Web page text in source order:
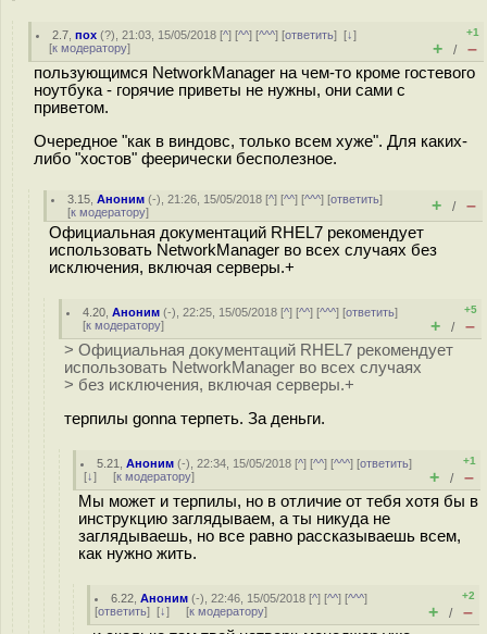
2.7 ,пох (?), 21:03, 15/05/2018 [^] [^^] [^^^] [ответить][↓]
[к модератору]
+1
+ / –
пользующимся NetworkManager на чем-то кроме гостевого
ноутбука - горячие приветы не нужны, они сами с
приветом.
Очередное "как в виндовс, только всем хуже". Для каких-
либо "хостов" феерически бесполезное.
3.15 ,Аноним (-), 21:26, 15/05/2018 [^] [^^] [^^^] [ответить]
[к модератору] + / –
Официальная документаций RHEL7 рекомендует
использовать NetworkManager во всех случаях без
исключения, включая серверы.+
4.20 ,Аноним (-), 22:25, 15/05/2018 [^] [^^] [^^^] [ответить]
[к модератору]
+5
+ / –
> Официальная документаций RHEL7 рекомендует
использовать NetworkManager во всех случаях
> без исключения, включая серверы.+
терпилы gonna терпеть. За деньги.
5.21 ,Аноним (-), 22:34, 15/05/2018 [^] [^^] [^^^] [ответить]
[↓] [к модератору]
+1
+ / –
Мы может и терпилы, но в отличие от тебя хотя бы в
инструкцию заглядываем, а ты никуда не
заглядываешь, но все равно рассказываешь всем,
как нужно жить.
6.22 ,Аноним (-), 22:46, 15/05/2018 [^] [^^] [^^^]
[ответить] [↓] [к модератору]
+2
+ / –